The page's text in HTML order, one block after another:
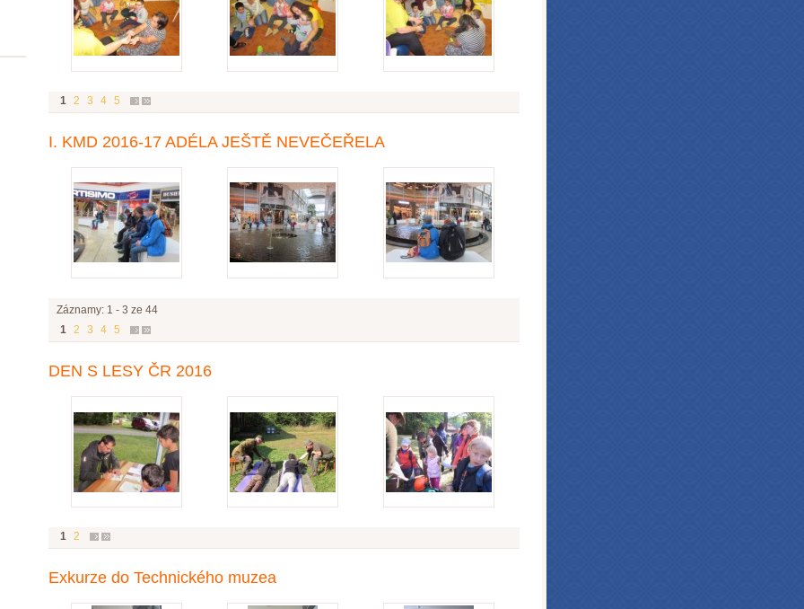
1 2 3 4 5
I. KMD 2016-17 ADÉLA JEŠTĚ NEVEČEŘELA
Záznamy: 1 - 3 ze 44
1 2 3 4 5
DEN S LESY ČR 2016
1 2
Exkurze do Technického muzea